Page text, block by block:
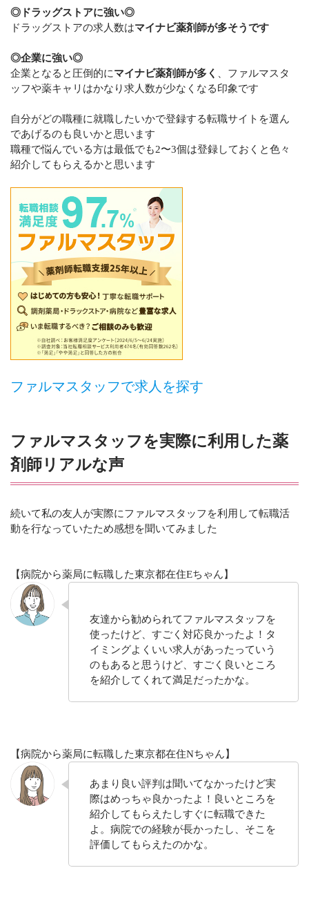
◎ドラッグストアに強い◎
ドラッグストアの求人数はマイナビ薬剤師が多そうです
◎企業に強い◎
企業となると圧倒的にマイナビ薬剤師が多く
、ファルマスタ
ッフや薬キャリはかなり求人数が少なくなる印象です
自分がどの職種に就職したいかで登録する転職サイトを選ん
であげるのも良いかと思います
職種で悩んでいる方は最低でも2〜3個は登録しておくと色々
紹介してもらえるかと思います
ファルマスタッフで求人を探す
ファルマスタッフを実際に利用した薬
剤師リアルな声
続いて私の友人が実際にファルマスタッフを利用して転職活
動を行なっていたため感想を聞いてみました
【病院から薬局に転職した東京都在住Eちゃん】
友達から勧められてファルマスタッフを
使ったけど、すごく対応良かったよ！タ
イミングよくいい求人があったっていう
のもあると思うけど、すごく良いところ
を紹介してくれて満足だったかな。
【病院から薬局に転職した東京都在住Nちゃん】
あまり良い評判は聞いてなかったけど実
際はめっちゃ良かったよ！良いところを
紹介してもらえたしすぐに転職できた
よ。病院での経験が長かったし、そこを
評価してもらえたのかな。